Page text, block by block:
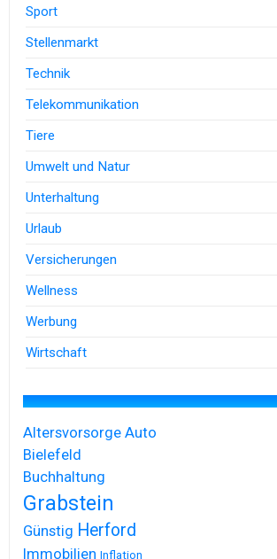
Sport
Stellenmarkt
Technik
Telekommunikation
Tiere
Umwelt und Natur
Unterhaltung
Urlaub
Versicherungen
Wellness
Werbung
Wirtschaft
Altersvorsorge Auto
Bielefeld
Buchhaltung
Grabstein
Günstig Herford
Immobilien Inflation